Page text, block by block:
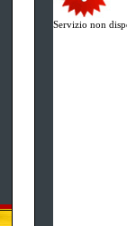
Servizio non